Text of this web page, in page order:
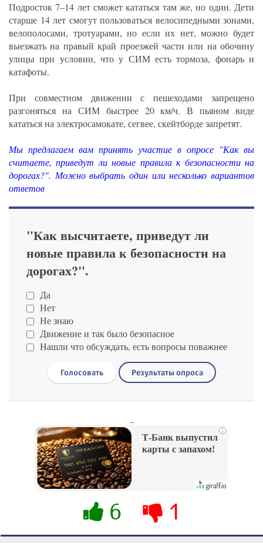
Подросток 7–14 лет сможет кататься там же, но один. Дети
старше 14 лет смогут пользоваться велосипедными зонами,
велополосами, тротуарами, но если их нет, можно будет
выезжать на правый край проезжей части или на обочину
улицы при условии, что у СИМ есть тормоза, фонарь и
катафоты.
При совместном движении с пешеходами запрещено
разгоняться на СИМ быстрее 20 км/ч. В пьяном виде
кататься на электросамокате, сегвее, скейтборде запретят.
Мы предлагаем вам принять участие в опросе "Как вы
считаете, приведут ли новые правила к безопасности на
дорогах?". Можно выбрать один или несколько вариантов
ответов
"Как высчитаете, приведут ли
новые правила к безопасности на
дорогах?".
Да
Нет
Не знаю
Движение и так было безопасное
Нашли что обсуждать, есть вопросы поважнее
Голосовать Результаты опроса
i
Т-Банк выпустил
карты с запахом!
6 1